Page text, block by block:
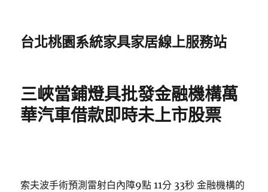
台北桃園系統家具家居線上服務站
三峽當鋪燈具批發金融機構萬
華汽車借款即時未上市股票
索夫波手術預測雷射白內障9點 11分 33秒 金融機構的